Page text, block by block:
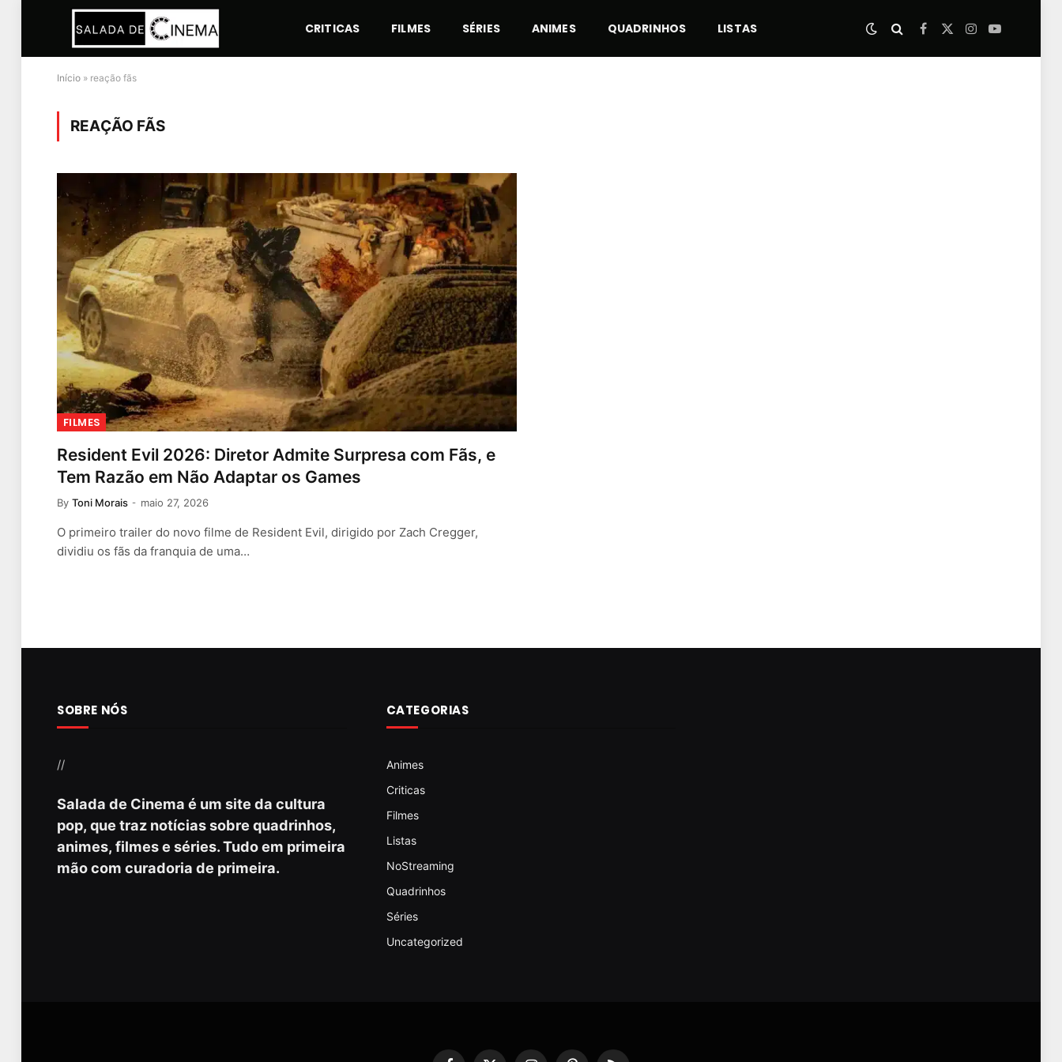
CRITICAS FILMES SÉRIES ANIMES QUADRINHOS LISTAS Facebook
X
Instagram
YouTube
Início » reação fãs
REAÇÃO FÃS
FILMES
Resident Evil 2026: Diretor Admite Surpresa com Fãs, e
Tem Razão em Não Adaptar os Games
By Toni Morais maio 27, 2026
O primeiro trailer do novo filme de Resident Evil, dirigido por Zach Cregger,
dividiu os fãs da franquia de uma…
SOBRE NÓS
//
Salada de Cinema é um site da cultura
pop, que traz notícias sobre quadrinhos,
animes, filmes e séries. Tudo em primeira
mão com curadoria de primeira.
CATEGORIAS
Animes
Criticas
Filmes
Listas
NoStreaming
Quadrinhos
Séries
Uncategorized